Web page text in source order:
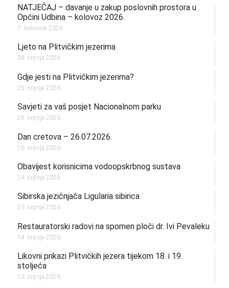
NATJEČAJ – davanje u zakup poslovnih prostora u
Općini Udbina – kolovoz 2026.
7. kolovoza 2026.
Ljeto na Plitvičkim jezerima
28. srpnja 2026.
Gdje jesti na Plitvičkim jezerima?
28. srpnja 2026.
Savjeti za vaš posjet Nacionalnom parku
28. srpnja 2026.
Dan cretova – 26.07.2026.
26. srpnja 2026.
Obavijest korisnicima vodoopskrbnog sustava
24. srpnja 2026.
Sibirska jezičnjača Ligularia sibirica
23. srpnja 2026.
Restauratorski radovi na spomen ploči dr. Ivi Pevaleku
14. srpnja 2026.
Likovni prikazi Plitvičkih jezera tijekom 18. i 19.
stoljeća
13. srpnja 2026.